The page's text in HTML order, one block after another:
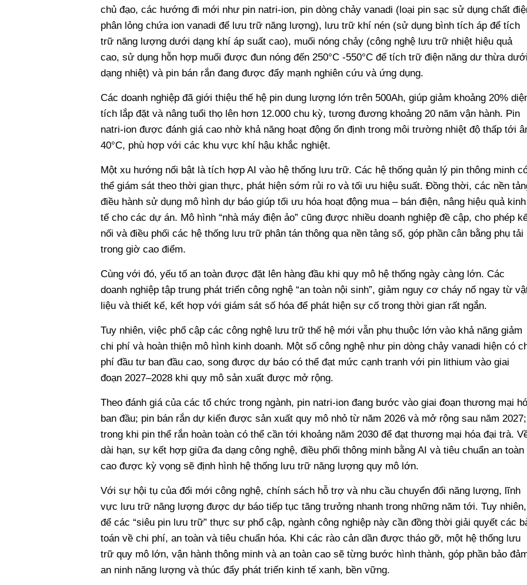
chủ đạo, các hướng đi mới như pin natri-ion, pin dòng chảy vanadi (loại pin sạc sử dụng chất
phân lỏng chứa ion vanadi để lưu trữ năng lượng), lưu trữ khí nén (sử dụng bình tích áp để tích
trữ năng lượng dưới dạng khí áp suất cao), muối nóng chảy (công nghệ lưu trữ nhiệt hiệu quả
cao, sử dụng hỗn hợp muối được đun nóng đến 250°C -550°C để tích trữ điện năng dư thừa dưới
dạng nhiệt) và pin bán rắn đang được đẩy mạnh nghiên cứu và ứng dụng.
Các doanh nghiệp đã giới thiệu thế hệ pin dung lượng lớn trên 500Ah, giúp giảm khoảng 20%
tích lắp đặt và nâng tuổi thọ lên hơn 12.000 chu kỳ, tương đương khoảng 20 năm vận hành. Pin
natri-ion được đánh giá cao nhờ khả năng hoạt động ổn định trong môi trường nhiệt độ thấp tới
40°C, phù hợp với các khu vực khí hậu khắc nghiệt.
Một xu hướng nổi bật là tích hợp AI vào hệ thống lưu trữ. Các hệ thống quản lý pin thông minh
thể giám sát theo thời gian thực, phát hiện sớm rủi ro và tối ưu hiệu suất. Đồng thời, các nền
điều hành sử dụng mô hình dự báo giúp tối ưu hóa hoạt động mua – bán điện, nâng hiệu quả kinh
tế cho các dự án. Mô hình “nhà máy điện ảo” cũng được nhiều doanh nghiệp đề cập, cho phép
nối và điều phối các hệ thống lưu trữ phân tán thông qua nền tảng số, góp phần cân bằng phụ tải
trong giờ cao điểm.
Cùng với đó, yếu tố an toàn được đặt lên hàng đầu khi quy mô hệ thống ngày càng lớn. Các
doanh nghiệp tập trung phát triển công nghệ “an toàn nội sinh”, giảm nguy cơ cháy nổ ngay từ
liệu và thiết kế, kết hợp với giám sát số hóa để phát hiện sự cố trong thời gian rất ngắn.
Tuy nhiên, việc phổ cập các công nghệ lưu trữ thế hệ mới vẫn phụ thuộc lớn vào khả năng giảm
chi phí và hoàn thiện mô hình kinh doanh. Một số công nghệ như pin dòng chảy vanadi hiện có
phí đầu tư ban đầu cao, song được dự báo có thể đạt mức cạnh tranh với pin lithium vào giai
đoạn 2027–2028 khi quy mô sản xuất được mở rộng.
Theo đánh giá của các tổ chức trong ngành, pin natri-ion đang bước vào giai đoạn thương mại
ban đầu; pin bán rắn dự kiến được sản xuất quy mô nhỏ từ năm 2026 và mở rộng sau năm 2027;
trong khi pin thể rắn hoàn toàn có thể cần tới khoảng năm 2030 để đạt thương mại hóa đại trà.
dài hạn, sự kết hợp giữa đa dạng công nghệ, điều phối thông minh bằng AI và tiêu chuẩn an toàn
cao được kỳ vọng sẽ định hình hệ thống lưu trữ năng lượng quy mô lớn.
Với sự hội tụ của đổi mới công nghệ, chính sách hỗ trợ và nhu cầu chuyển đổi năng lượng, lĩnh
vực lưu trữ năng lượng được dự báo tiếp tục tăng trưởng nhanh trong những năm tới. Tuy nhiên,
để các “siêu pin lưu trữ” thực sự phổ cập, ngành công nghiệp này cần đồng thời giải quyết các
toán về chi phí, an toàn và tiêu chuẩn hóa. Khi các rào cản dần được tháo gỡ, một hệ thống lưu
trữ quy mô lớn, vận hành thông minh và an toàn cao sẽ từng bước hình thành, góp phần bảo
an ninh năng lượng và thúc đẩy phát triển kinh tế xanh, bền vững.